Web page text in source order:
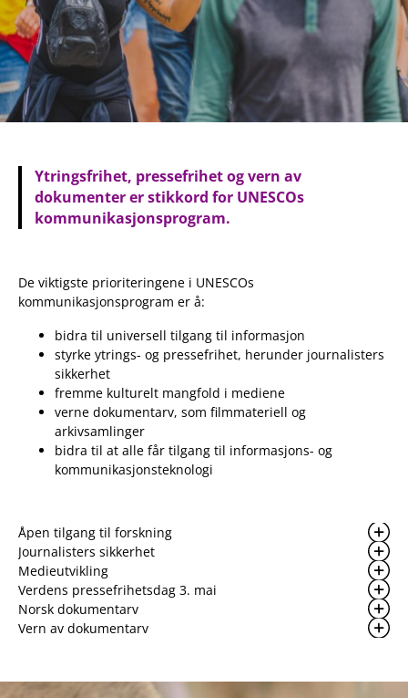
Ytringsfrihet, pressefrihet og vern av
dokumenter er stikkord for UNESCOs
kommunikasjonsprogram.
De viktigste prioriteringene i UNESCOs
kommunikasjonsprogram er å:
bidra til universell tilgang til informasjon
styrke ytrings- og pressefrihet, herunder journalisters
sikkerhet
fremme kulturelt mangfold i mediene
verne dokumentarv, som filmmateriell og
arkivsamlinger
bidra til at alle får tilgang til informasjons- og
kommunikasjonsteknologi
Åpen tilgang til forskning
Journalisters sikkerhet
Medieutvikling
Verdens pressefrihetsdag 3. mai
Norsk dokumentarv
Vern av dokumentarv